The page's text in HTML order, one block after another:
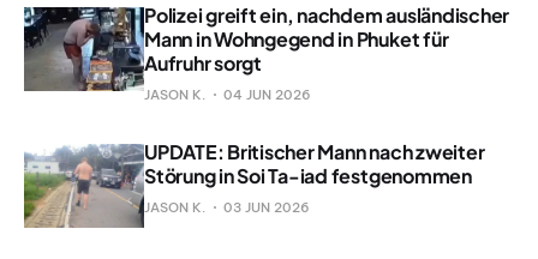
Polizei greift ein, nachdem ausländischer
Mann in Wohngegend in Phuket für
Aufruhr sorgt
JASON K. 04 JUN 2026
UPDATE: Britischer Mann nach zweiter
Störung in Soi Ta-iad festgenommen
JASON K. 03 JUN 2026